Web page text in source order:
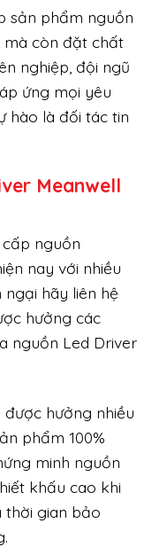
sản phẩm nguồn
mà còn đặt chất
nghiệp, đội ngũ
ứng mọi yêu
hào là đối tác tin
Meanwell
nguồn
nay với nhiều
hãy liên hệ
hưởng các
nguồn Led Driver
được hưởng nhiều
phẩm 100%
minh nguồn
khấu cao khi
thời gian bảo